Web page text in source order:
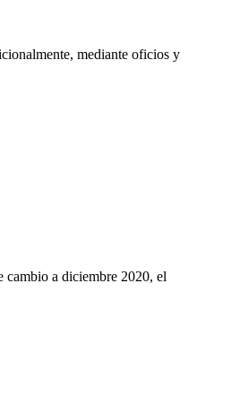
mediante oficios y
cambio a diciembre 2020, el